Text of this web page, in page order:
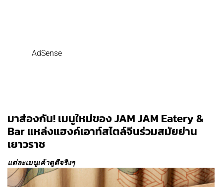
AdSense
มาส่องกัน! เมนูใหม่ของ JAM JAM Eatery &
Bar แหล่งแฮงค์เอาท์สไตล์จีนร่วมสมัยย่าน
เยาวราช
แต่ละเมนูเค้าดูดีจริงๆ